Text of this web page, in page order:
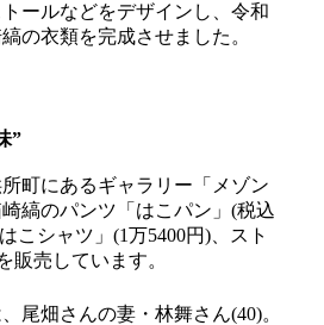
ールなどをデザインし、令和
の衣類を完成させました。
”
町にあるギャラリー「メゾン
縞のパンツ「はこパン」(税込
こシャツ」(1万5400円)、スト
販売しています。
尾畑さんの妻・林舞さん(40)。